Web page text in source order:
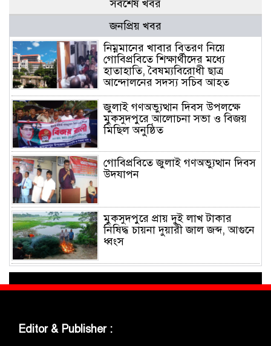
সর্বশেষ খবর
জনপ্রিয় খবর
নিম্নমানের খাবার বিতরণ নিয়ে
গোবিপ্রবিতে শিক্ষার্থীদের মধ্যে
হাতাহাতি, বৈষম্যবিরোধী ছাত্র
আন্দোলনের সদস্য সচিব আহত
জুলাই গণঅভ্যুত্থান দিবস উপলক্ষে
মুকসুদপুরে আলোচনা সভা ও বিজয়
মিছিল অনুষ্ঠিত
গোবিপ্রবিতে জুলাই গণঅভ্যুত্থান দিবস
উদযাপন
মুকসুদপুরে প্রায় দুই লাখ টাকার
নিষিদ্ধ চায়না দুয়ারী জাল জব্দ, আগুনে
ধ্বংস
মুকসুদপুরে ‘রক্তাক্ত জুলাই’ শীর্ষক
চিত্রাঙ্কন প্রতিযোগিতা অনুষ্ঠিত
জুলাইয়ের চেতনা ধারণ করে
Editor & Publisher :